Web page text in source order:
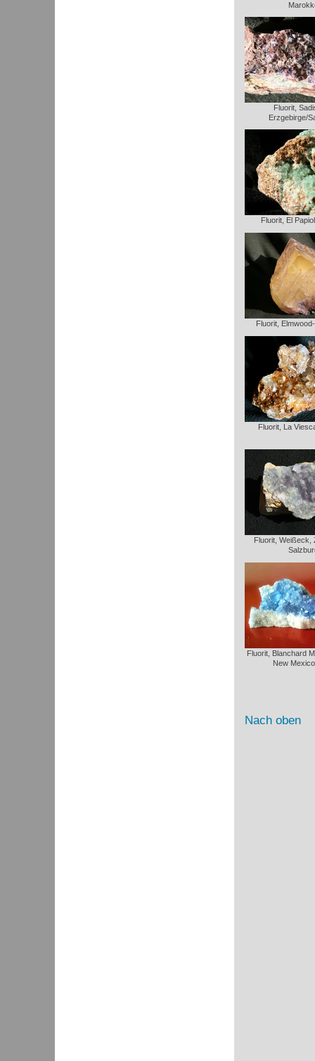
Fluorit,
Erzgebirge/
Fluorit, El
Fluorit,
Fluorit, La
Fluorit, Weißeck,
Fluorit, Blanchard
New
Nach oben